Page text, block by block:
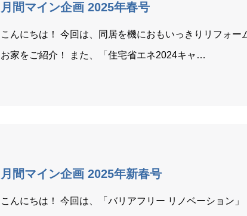
月間マイン企画 2025年春号
こんにちは！ 今回は、同居を機におもいっきりリフォー
お家をご紹介！ また、「住宅省エネ2024キャ…
月間マイン企画 2025年新春号
こんにちは！ 今回は、「バリアフリー リノベーション」